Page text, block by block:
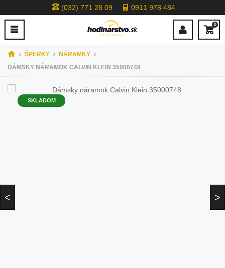
(032) 771 28 09 0911 978 484
0
ŠPERKY
NÁRAMKY
DÁMSKY NÁRAMOK CALVIN KLEIN 35000748
SKLADOM